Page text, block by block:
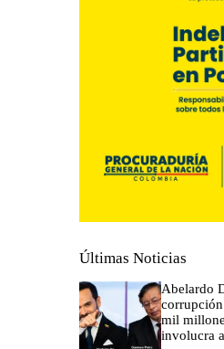
Últimas Noticias
Abelardo
mil
involucra